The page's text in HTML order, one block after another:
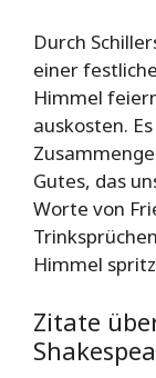
Durch
einer
Himmel
auskosten.
Gutes, das
Worte von
Himmel
Zitate